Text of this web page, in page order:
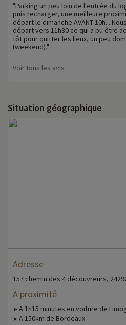
"Parking un peu loin de l'entrée du
puis recharger, une meilleure
départ le dimanche AVANT 10h...
départ vers 11h30 ce qui a pu être
tôt pour quitter les lieux, un peu
(weekend)."
Voir tous les avis
Situation géographique
Adresse
157 chemin des 4 découvreurs,
A proximité
➤ A 1h15 minutes en voiture de
➤ A 150km de Bordeaux